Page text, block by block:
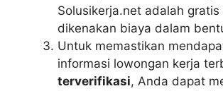
Solusikerja.net adalah
dikenakan biaya dalam
Untuk memastikan
informasi lowongan kerja
terverifikasi, Anda dapat